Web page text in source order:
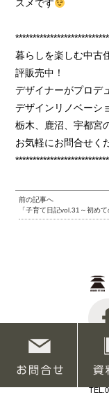
スメです
暮らしを楽しむ中古
評販売中！
デザイナーがプロデ
デザインリノベーシ
栃木、鹿沼、宇都宮
お気軽にお問合せく
前の記事へ
「子育て日記vol.31～初め
【本店】